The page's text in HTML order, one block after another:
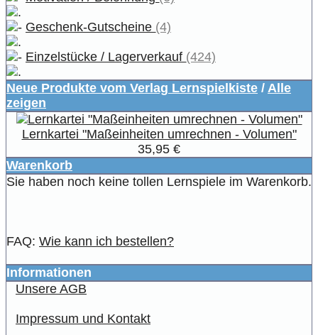
Geschenk-Gutscheine (4)
Einzelstücke / Lagerverkauf (424)
Neue Produkte vom Verlag Lernspielkiste / Alle
zeigen
Lernkartei "Maßeinheiten umrechnen - Volumen"
35,95 €
Warenkorb
Sie haben noch keine tollen Lernspiele im Warenkorb.
FAQ: Wie kann ich bestellen?
Informationen
Unsere AGB
Impressum und Kontakt